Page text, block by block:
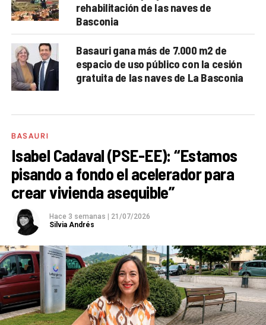
rehabilitación de las naves de
Basconia
Basauri gana más de 7.000 m2 de
espacio de uso público con la cesión
gratuita de las naves de La Basconia
BASAURI
Isabel Cadaval (PSE-EE): “Estamos
pisando a fondo el acelerador para
crear vivienda asequible”
Hace 3 semanas
21/07/2026
Silvia Andrés